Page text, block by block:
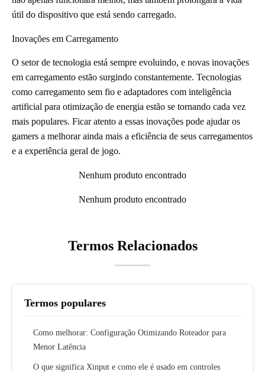
útil do dispositivo que está sendo carregado.
Inovações em Carregamento
O setor de tecnologia está sempre evoluindo, e novas inovações
em carregamento estão surgindo constantemente. Tecnologias
como carregamento sem fio e adaptadores com inteligência
artificial para otimização de energia estão se tornando cada vez
mais populares. Ficar atento a essas inovações pode ajudar os
gamers a melhorar ainda mais a eficiência de seus carregamentos
e a experiência geral de jogo.
Nenhum produto encontrado
Nenhum produto encontrado
Termos Relacionados
Termos populares
Como melhorar: Configuração Otimizando Roteador para
Menor Latência
O que significa Xinput e como ele é usado em controles